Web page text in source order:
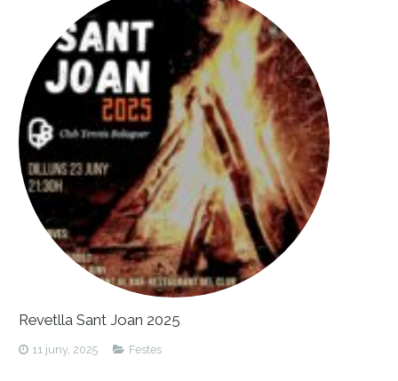
Revetlla Sant Joan 2025
11 juny, 2025 Festes